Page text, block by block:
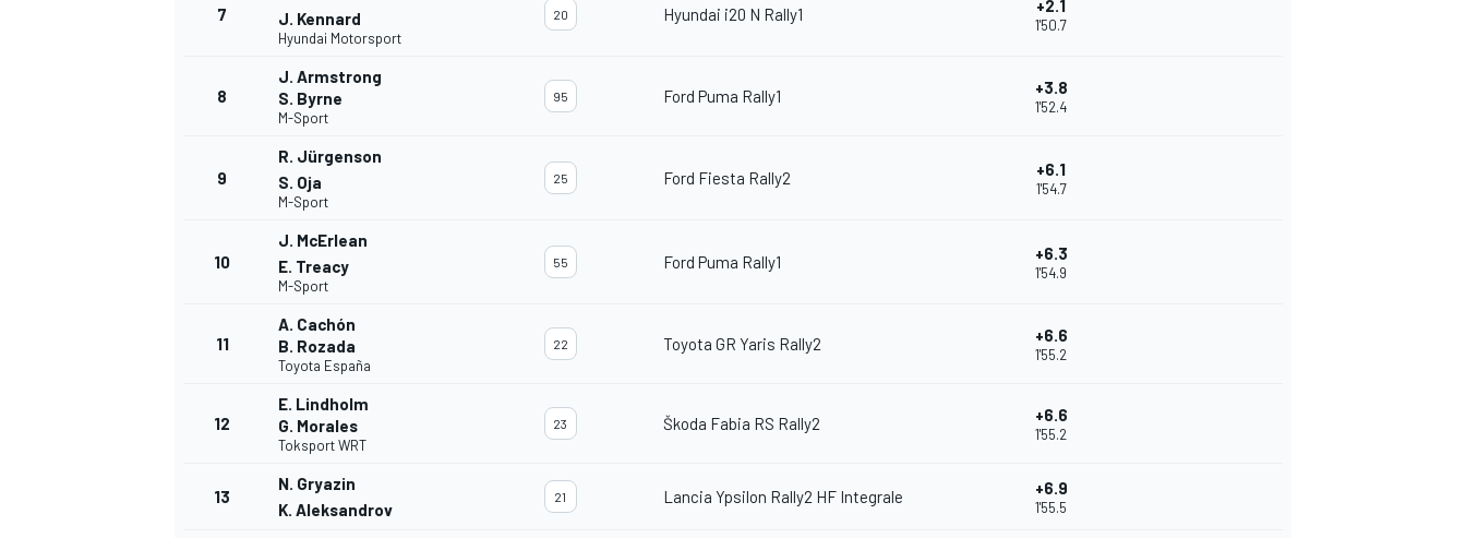
FÓRMULA E
7
J. Kennard
Hyundai Motorsport
20 Hyundai i20 N Rally1 +2.1
1'50.7
8
J. Armstrong
S. Byrne
M-Sport
95 Ford Puma Rally1 +3.8
1'52.4
9
R. Jürgenson
S. Oja
M-Sport
25 Ford Fiesta Rally2 +6.1
1'54.7
10
J. McErlean
E. Treacy
M-Sport
55 Ford Puma Rally1 +6.3
1'54.9
11
A. Cachón
B. Rozada
Toyota España
22 Toyota GR Yaris Rally2 +6.6
1'55.2
12
E. Lindholm
G. Morales
Toksport WRT
23 Škoda Fabia RS Rally2 +6.6
1'55.2
13
N. Gryazin
K. Aleksandrov
21 Lancia Ypsilon Rally2 HF Integrale +6.9
1'55.5